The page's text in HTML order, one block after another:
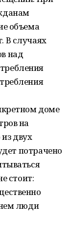
объема
В случаях
над
доме
на
двух
потрачено
стоит:
люди